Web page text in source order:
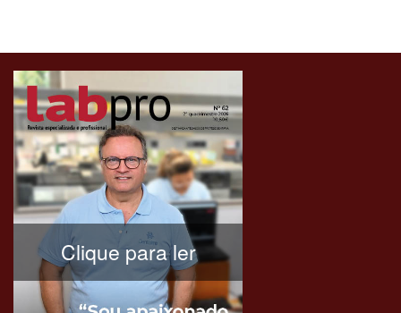
Clique para ler